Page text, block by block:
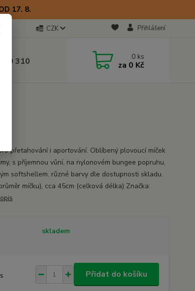
17. 8.
CZK Přihlášení
310 0 ks
za 0 Kč
přetahování i aportování. Oblíbený plovoucí míček
s příjemnou vůní, na nylonovém bungee popruhu,
softshellem. různé barvy dle dostupnosti skladu.
míčku), cca 45cm (celková délka) Značka:
skladem
Přidat do košíku